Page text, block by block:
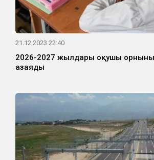
21.12.2023 22:40
2026-2027 жылдары оқушы
азаяды